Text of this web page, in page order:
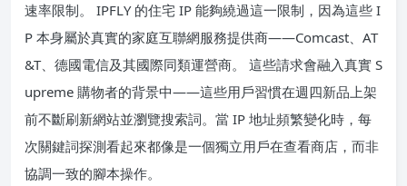
速率限制。 IPFLY 的住宅 IP 能夠繞過這一限制，因為這些 I
P 本身屬於真實的家庭互聯網服務提供商——Comcast、AT
&T、德國電信及其國際同類運營商。 這些請求會融入真實 S
upreme 購物者的背景中——這些用戶習慣在週四新品上架
前不斷刷新網站並瀏覽搜索詞。當 IP 地址頻繁變化時，每
次關鍵詞探測看起來都像是一個獨立用戶在查看商店，而非
協調一致的腳本操作。